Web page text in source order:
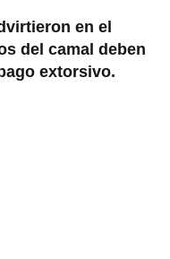
en el
del camal deben
extorsivo.